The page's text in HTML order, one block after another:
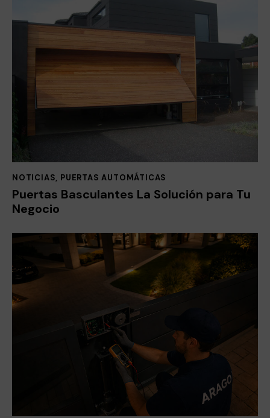
NOTICIAS, PUERTAS AUTOMÁTICAS
Puertas Basculantes La Solución para Tu
Negocio